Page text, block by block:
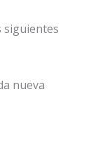
siguientes
nueva